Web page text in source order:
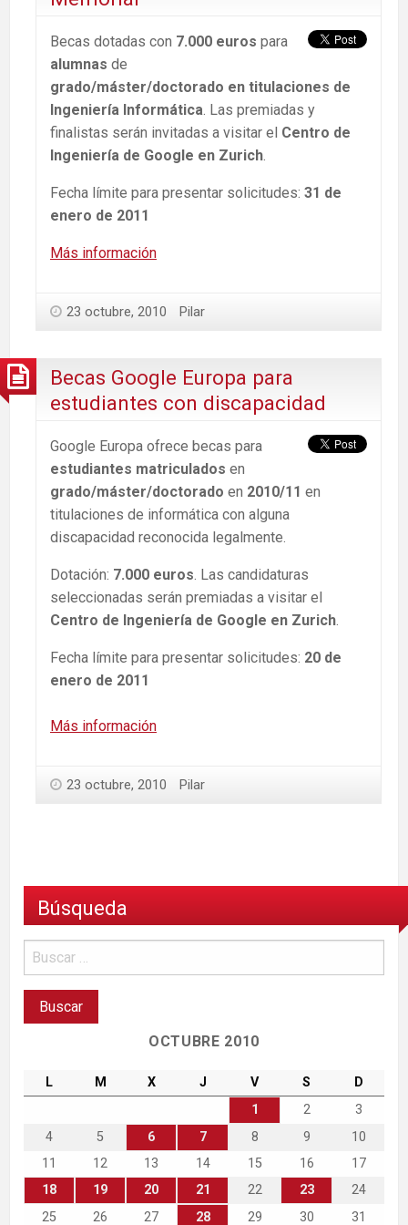
Becas dotadas con 7.000 euros para
alumnas de
grado/máster/doctorado en titulaciones de
Ingeniería Informática. Las premiadas y
finalistas serán invitadas a visitar el Centro de
Ingeniería de Google en Zurich.
Fecha límite para presentar solicitudes: 31 de
enero de 2011
Más información
23 octubre, 2010 Pilar
Becas Google Europa para
estudiantes con discapacidad
Google Europa ofrece becas para
estudiantes matriculados en
grado/máster/doctorado en 2010/11 en
titulaciones de informática con alguna
discapacidad reconocida legalmente.
Dotación: 7.000 euros. Las candidaturas
seleccionadas serán premiadas a visitar el
Centro de Ingeniería de Google en Zurich.
Fecha límite para presentar solicitudes: 20 de
enero de 2011
Más información
23 octubre, 2010 Pilar
Búsqueda
OCTUBRE 2010
L M X J V S
D
1
2
3
4
5 6 7 8 9
10
11
12 13 14 15 16
17
18
19 20 21 22 23
24
25
26 27 28 29 30 31